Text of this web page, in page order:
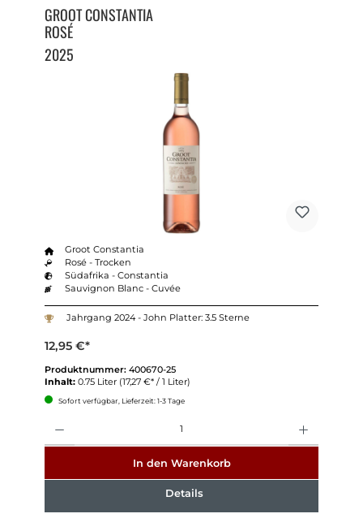
GROOT CONSTANTIA
ROSÉ
2025
Groot Constantia
Rosé - Trocken
Südafrika - Constantia
Sauvignon Blanc - Cuvée
Jahrgang 2024 - John Platter: 3.5 Sterne
12,95 €*
Produktnummer: 400670-25
Inhalt: 0.75 Liter (17,27 €* / 1 Liter)
Sofort verfügbar, Lieferzeit: 1-3 Tage
In den Warenkorb
Details